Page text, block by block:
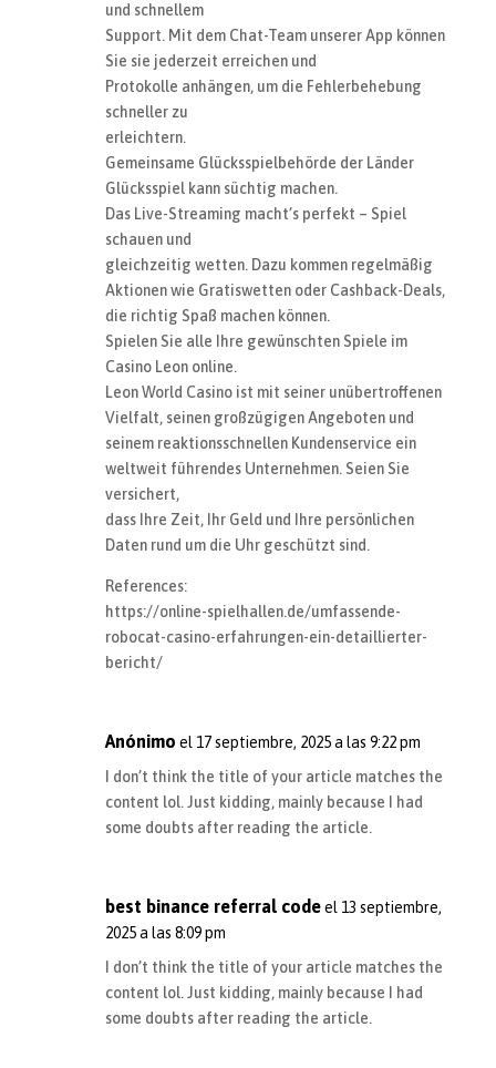
und schnellem
Support. Mit dem Chat-Team unserer App können
Sie sie jederzeit erreichen und
Protokolle anhängen, um die Fehlerbehebung
schneller zu
erleichtern.
Gemeinsame Glücksspielbehörde der Länder
Glücksspiel kann süchtig machen.
Das Live-Streaming macht’s perfekt – Spiel
schauen und
gleichzeitig wetten. Dazu kommen regelmäßig
Aktionen wie Gratiswetten oder Cashback-Deals,
die richtig Spaß machen können.
Spielen Sie alle Ihre gewünschten Spiele im
Casino Leon online.
Leon World Casino ist mit seiner unübertroffenen
Vielfalt, seinen großzügigen Angeboten und
seinem reaktionsschnellen Kundenservice ein
weltweit führendes Unternehmen. Seien Sie
versichert,
dass Ihre Zeit, Ihr Geld und Ihre persönlichen
Daten rund um die Uhr geschützt sind.
References:
https://online-spielhallen.de/umfassende-
robocat-casino-erfahrungen-ein-detaillierter-
bericht/
Anónimo el 17 septiembre, 2025 a las 9:22 pm
I don’t think the title of your article matches the
content lol. Just kidding, mainly because I had
some doubts after reading the article.
best binance referral code el 13 septiembre,
2025 a las 8:09 pm
I don’t think the title of your article matches the
content lol. Just kidding, mainly because I had
some doubts after reading the article.